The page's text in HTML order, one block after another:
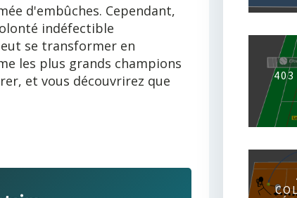
d'embûches. Cependant,
indéfectible
se transformer en
les plus grands champions
et vous découvrirez que
403